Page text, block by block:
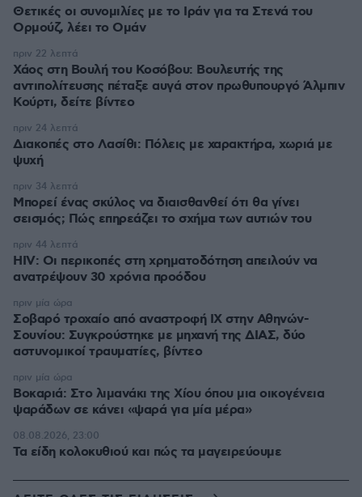
Θετικές οι συνομιλίες με το Ιράν για τα Στενά του
Ορμούζ, λέει το Ομάν
Χάος στη Βουλή του Κοσόβου: Βουλευτής της
αντιπολίτευσης πέταξε αυγά στον πρωθυπουργό Άλμπιν
Κούρτι, δείτε βίντεο
πριν 22 λεπτά
Διακοπές στο Λασίθι: Πόλεις με χαρακτήρα, χωριά με
ψυχή
πριν 24 λεπτά
Μπορεί ένας σκύλος να διαισθανθεί ότι θα γίνει
σεισμός; Πώς επηρεάζει το σχήμα των αυτιών του
πριν 34 λεπτά
HIV: Οι περικοπές στη χρηματοδότηση απειλούν να
ανατρέψουν 30 χρόνια προόδου
πριν 44 λεπτά
Σοβαρό τροχαίο από αναστροφή ΙΧ στην Αθηνών-
Σουνίου: Συγκρούστηκε με μηχανή της ΔΙΑΣ, δύο
αστυνομικοί τραυματίες, βίντεο
πριν μία ώρα
Βοκαριά: Στο λιμανάκι της Χίου όπου μια οικογένεια
ψαράδων σε κάνει «ψαρά για μία μέρα»
πριν μία ώρα
Τα είδη κολοκυθιού και πώς τα μαγειρεύουμε
08.08.2026, 23:00